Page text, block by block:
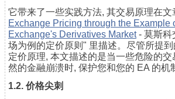
它带来了一些实践方法, 其交易原理在文
Exchange Pricing through the Example
Exchange's Derivatives Market- 莫斯科
场为例的定价原则" 里描述。尽管所提
定价原理, 本文描述的是当一些危险的
然的金融崩溃时, 保护您和您的 EA 的机
1.2. 价格尖刺